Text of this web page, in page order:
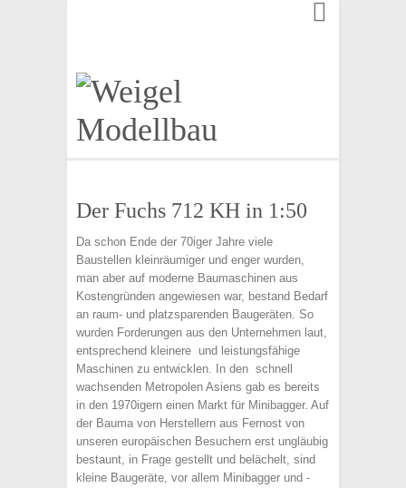
Der Fuchs 712 KH in 1:50
Da schon Ende der 70iger Jahre viele
Baustellen kleinräumiger und enger wurden,
man aber auf moderne Baumaschinen aus
Kostengründen angewiesen war, bestand Bedarf
an raum- und platzsparenden Baugeräten. So
wurden Forderungen aus den Unternehmen laut,
entsprechend kleinere und leistungsfähige
Maschinen zu entwicklen. In den schnell
wachsenden Metropolen Asiens gab es bereits
in den 1970igern einen Markt für Minibagger. Auf
der Bauma von Herstellern aus Fernost von
unseren europäischen Besuchern erst ungläubig
bestaunt, in Frage gestellt und belächelt, sind
kleine Baugeräte, vor allem Minibagger und -